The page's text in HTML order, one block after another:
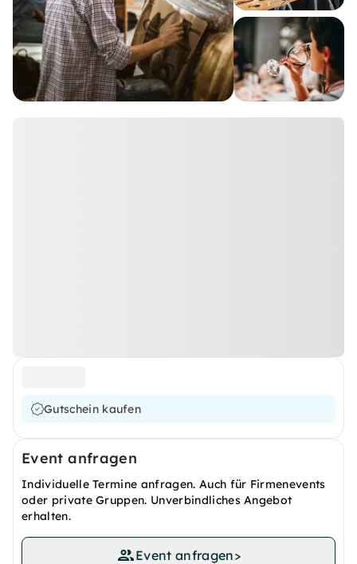
Gutschein kaufen
Event anfragen
Individuelle Termine anfragen. Auch für Firmenevents
oder private Gruppen. Unverbindliches Angebot
erhalten.
Event anfragen>